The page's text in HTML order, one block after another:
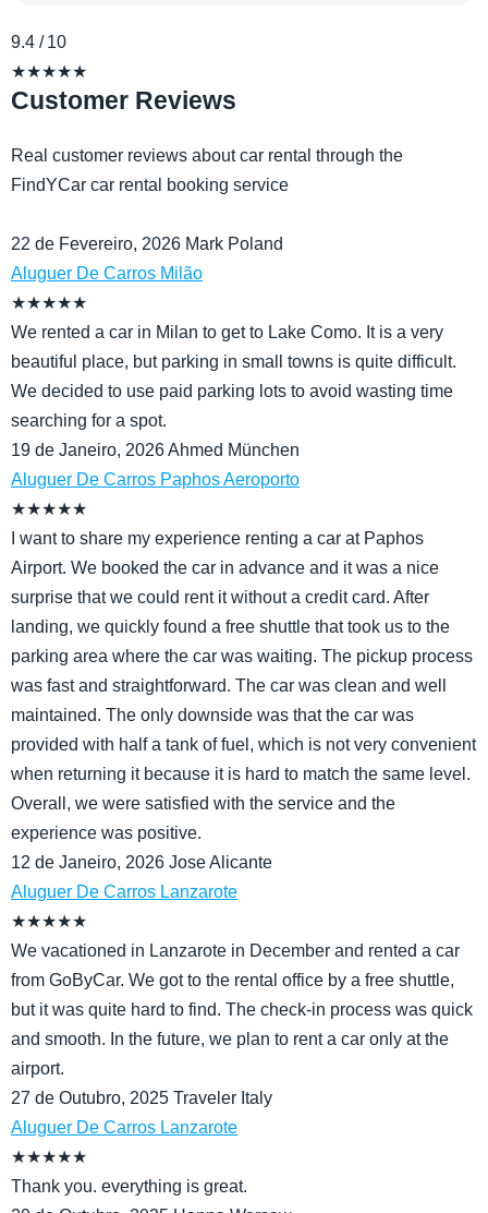
9.4 / 10
★★★★★
Customer Reviews
Real customer reviews about car rental through the
FindYCar car rental booking service
22 de Fevereiro, 2026 Mark Poland
Aluguer De Carros Milão
★★★★★
We rented a car in Milan to get to Lake Como. It is a very
beautiful place, but parking in small towns is quite difficult.
We decided to use paid parking lots to avoid wasting time
searching for a spot.
19 de Janeiro, 2026Ahmed München
Aluguer De Carros Paphos Aeroporto
★★★★★
I want to share my experience renting a car at Paphos
Airport. We booked the car in advance and it was a nice
surprise that we could rent it without a credit card. After
landing, we quickly found a free shuttle that took us to the
parking area where the car was waiting. The pickup process
was fast and straightforward. The car was clean and well
maintained. The only downside was that the car was
provided with half a tank of fuel, which is not very convenient
when returning it because it is hard to match the same level.
Overall, we were satisfied with the service and the
experience was positive.
12 de Janeiro, 2026 JoseAlicante
Aluguer De Carros Lanzarote
★★★★★
We vacationed in Lanzarote in December and rented a car
from GoByCar. We got to the rental office by a free shuttle,
but it was quite hard to find. The check-in process was quick
and smooth. In the future, we plan to rent a car only at the
airport.
27 de Outubro, 2025 Traveler Italy
Aluguer De Carros Lanzarote
★★★★★
Thank you. everything is great.